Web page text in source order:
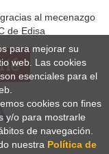
al mecenazgo
de Edisa
para mejorar su
web. Las cookies
esenciales para el
cookies con fines
y/o para mostrarle
de navegación.
nuestra Política de